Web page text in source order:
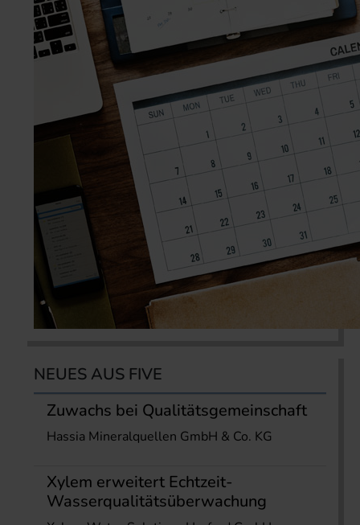
NEUES AUS FIVE
Zuwachs bei Qualitätsgemeinschaft
Hassia Mineralquellen GmbH & Co. KG
Xylem erweitert Echtzeit-
Wasserqualitätsüberwachung